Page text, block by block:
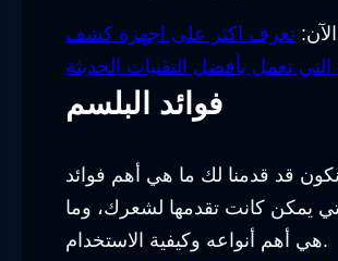
تعرف اكثر على اجهزة كشف
التي تعمل بأفضل التقنيات الحديثة
فوائد البلسم
نكون قد قدمنا لك ما هي أهم فوائد
يمكن كانت تقدمها لشعرك، وما
هي أهم أنواعه وكيفية الاستخدام.